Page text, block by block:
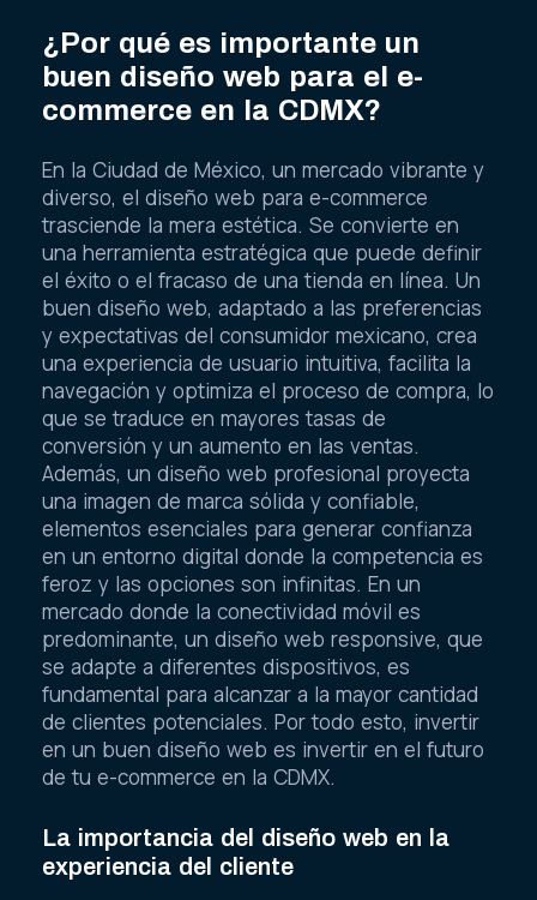
¿Por qué es importante un
buen diseño web para el e-
commerce en la CDMX?
En la Ciudad de México, un mercado vibrante y
diverso, el diseño web para e-commerce
trasciende la mera estética. Se convierte en
una herramienta estratégica que puede definir
el éxito o el fracaso de una tienda en línea. Un
buen diseño web, adaptado a las preferencias
y expectativas del consumidor mexicano, crea
una experiencia de usuario intuitiva, facilita la
navegación y optimiza el proceso de compra, lo
que se traduce en mayores tasas de
conversión y un aumento en las ventas.
Además, un diseño web profesional proyecta
una imagen de marca sólida y confiable,
elementos esenciales para generar confianza
en un entorno digital donde la competencia es
feroz y las opciones son infinitas. En un
mercado donde la conectividad móvil es
predominante, un diseño web responsive, que
se adapte a diferentes dispositivos, es
fundamental para alcanzar a la mayor cantidad
de clientes potenciales. Por todo esto, invertir
en un buen diseño web es invertir en el futuro
de tu e-commerce en la CDMX.
La importancia del diseño web en la
experiencia del cliente